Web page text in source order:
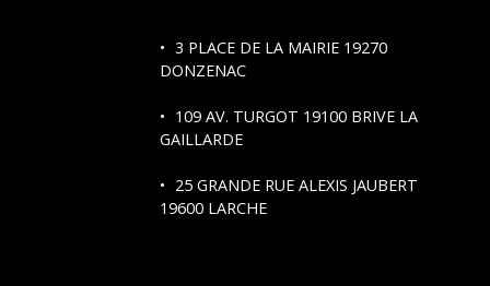
3 PLACE DE LA MAIRIE 19270
DONZENAC
109 AV. TURGOT 19100 BRIVE LA
GAILLARDE
25 GRANDE RUE ALEXIS JAUBERT
19600 LARCHE